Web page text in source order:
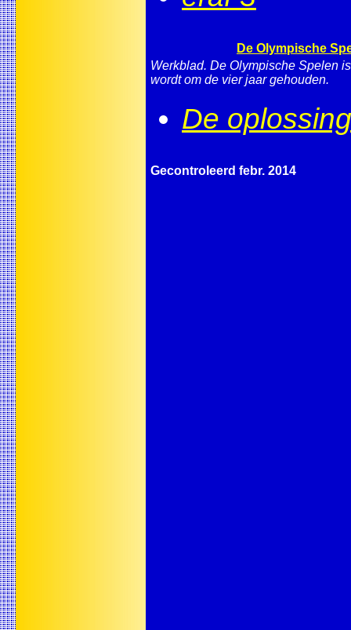
De Olympische
Werkblad. De Olympische Spelen
wordt om de vier jaar gehouden.
De oplossing
Gecontroleerd febr. 2014